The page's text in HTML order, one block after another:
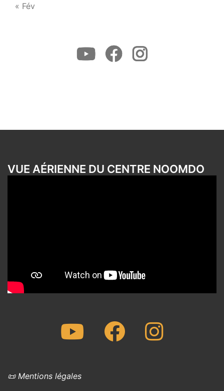
« Fév
Youtube FacebookInstagram
VUE AÉRIENNE DU CENTRE NOOMDO
Youtube Facebook
📜 Mentions légales